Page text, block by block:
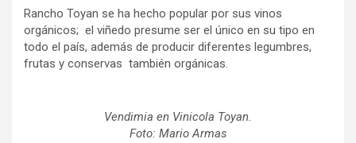
Rancho Toyan se ha hecho popular por sus vinos
orgánicos; el viñedo presume ser el único en su tipo en
todo el país, además de producir diferentes legumbres,
frutas y conservas también orgánicas.
Vendimia en Vinicola Toyan.
Foto: Mario Armas